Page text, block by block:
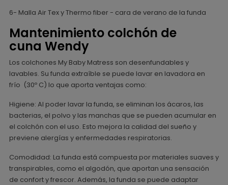
6- Malla Air Tex y Thermo fiber - cara de verano de la funda
Mantenimiento colchón de
cuna Wendy
Los colchones My Baby Matress son desenfundables y
lavables. Su funda extraíble se puede lavar en lavadora en
frío (30º C) lo que aporta ventajas como:
Higiene: Al poder lavar la funda, se eliminan los ácaros, las
bacterias, el polvo y las manchas que se pueden acumular en
el colchón con el uso. Esto mejora la calidad del sueño y
previene alergías y enfermedades respiratorias.
Comodidad: La funda está compuesta por materiales suaves y
transpirables, como el algodón, que aportan una sensación
de confort y frescor. Además, la funda se puede adaptar